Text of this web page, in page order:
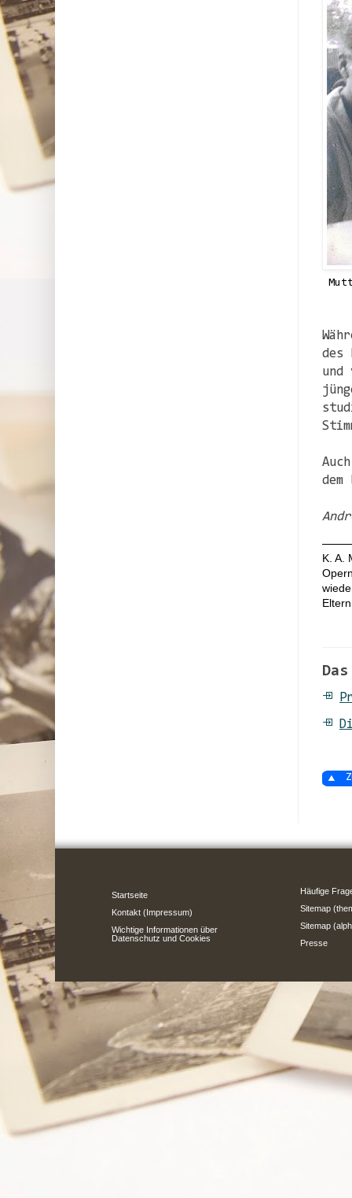
des
K. A.
Startseite
Kontakt (Impressum)
Wichtige Informationen über
Datenschutz und Cookies
Häufige
Sitemap
Sitemap
Presse